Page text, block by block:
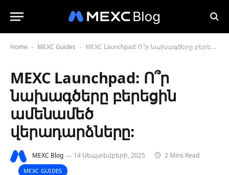
Home - MEXC Guides - MEXC Launchpad: Ո՞ր նախագծերը բերեցին ամենամեծ վերադարձները:
MEXC Launchpad: Ո՞ր
նախագծերը բերեցին
ամենամեծ
վերադարձները:
MEXC Blog 14 Սեպտեմբերի, 2025 2 Mins Read
MEXC GUIDES